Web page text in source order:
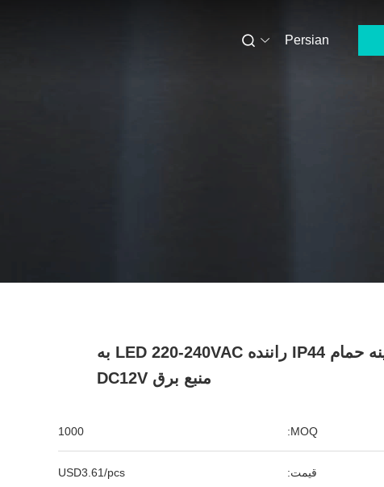
Persian
چراغ آینه حمام IP44 راننده LED 220-240VAC به
منبع برق DC12V
MOQ:
1000
قیمت: USD3.61/pcs